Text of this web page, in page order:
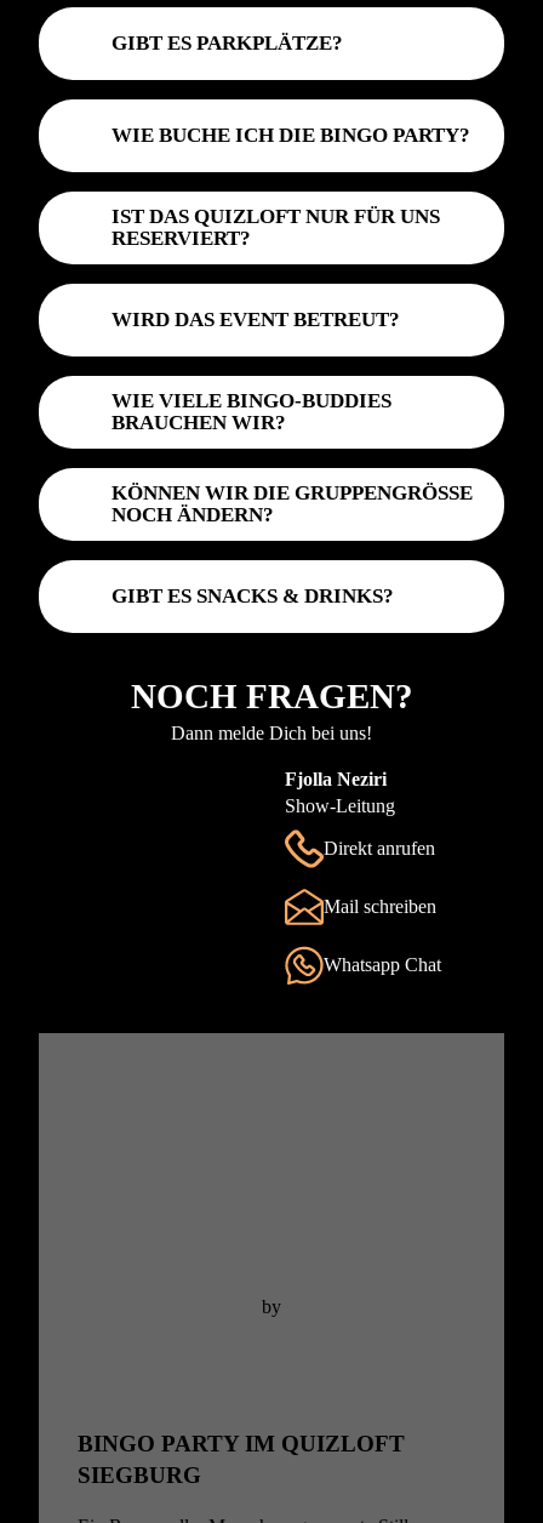
GIBT ES PARKPLÄTZE?
WIE BUCHE ICH DIE BINGO PARTY?
IST DAS QUIZLOFT NUR FÜR UNS
RESERVIERT?
WIRD DAS EVENT BETREUT?
WIE VIELE BINGO-BUDDIES
BRAUCHEN WIR?
KÖNNEN WIR DIE GRUPPENGRÖSSE N
OCH ÄNDERN?
GIBT ES SNACKS & DRINKS?
NOCH FRAGEN?
Dann melde Dich bei uns!
Fjolla Neziri
Show-Leitung
Direkt anrufen
Mail schreiben
Whatsapp Chat
by
BINGO PARTY IM QUIZLOFT
SIEGBURG